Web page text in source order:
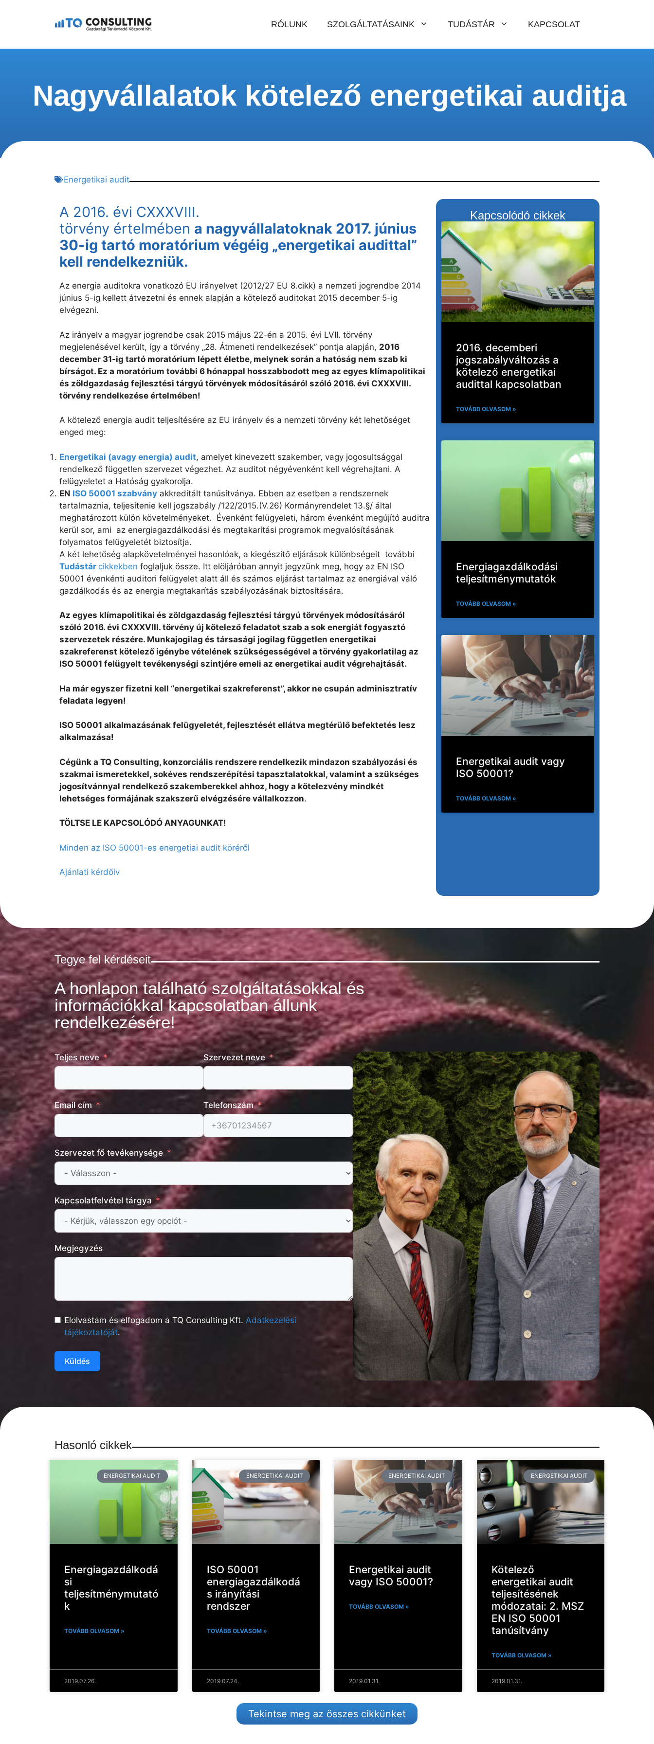
RÓLUNK SZOLGÁLTATÁSAINK TUDÁSTÁR KAPCSOLAT
Nagyvállalatok kötelező energetikai auditja
Energetikai audit
A 2016. évi CXXXVIII.
törvény értelmében a nagyvállalatoknak 2017. június
30-ig tartó moratórium végéig „energetikai audittal”
kell rendelkezniük.
Az energia auditokra vonatkozó EU irányelvet (2012/27 EU 8.cikk) a nemzeti jogrendbe 2014
június 5-ig kellett átvezetni és ennek alapján a kötelező auditokat 2015 december 5-ig
elvégezni.
Az irányelv a magyar jogrendbe csak 2015 május 22-én a 2015. évi LVII. törvény
megjelenésével került, így a törvény „28. Átmeneti rendelkezések” pontja alapján, 2016
december 31-ig tartó moratórium lépett életbe, melynek során a hatóság nem szab ki
bírságot. Ez a moratórium további 6 hónappal hosszabbodott meg az egyes klímapolitikai
és zöldgazdaság fejlesztési tárgyú törvények módosításáról​ szóló 2016. évi CXXXVIII.
törvény rendelkezése értelmében!
A kötelező energia audit teljesítésére az EU irányelv és a nemzeti törvény két lehetőséget
enged meg:
Energetikai (avagy energia) audit, amelyet kinevezett szakember, vagy jogosultsággal
rendelkező független szervezet végezhet. Az auditot négyévenként kell végrehajtani. A
felügyeletet a Hatóság gyakorolja.
EN ISO 50001 szabvány akkreditált tanúsítványa. Ebben az esetben a rendszernek
tartalmaznia, teljesítenie kell jogszabály /122/2015.(V.26) Kormányrendelet 13.§/ által
meghatározott külön követelményeket. Évenként felügyeleti, három évenként megújító auditra
kerül sor, ami az energiagazdálkodási és megtakarítási programok megvalósításának
folyamatos felügyeletét biztosítja.
A két lehetőség alapkövetelményei hasonlóak, a kiegészítő eljárások különbségeit további
Tudástár cikkekben foglaljuk össze. Itt elöljáróban annyit jegyzünk meg, hogy az EN ISO
50001 évenkénti auditori felügyelet alatt áll és számos eljárást tartalmaz az energiával váló
gazdálkodás és az energia megtakarítás szabályozásának biztosítására.
Az egyes klímapolitikai és zöldgazdaság fejlesztési tárgyú törvények módosításáról
szóló 2016. évi CXXXVIII. törvény új kötelező feladatot szab a sok energiát fogyasztó
szervezetek részére. Munkajogilag és társasági jogilag független energetikai
szakreferenst kötelező igénybe vételének szükségességével a törvény gyakorlatilag az
ISO 50001 felügyelt tevékenységi szintjére emeli az energetikai audit végrehajtását.
Ha már egyszer fizetni kell “energetikai szakreferenst”, akkor ne csupán adminisztratív
feladata legyen!
ISO 50001 alkalmazásának felügyeletét, fejlesztését ellátva megtérülő befektetés lesz
alkalmazása!
Cégünk a TQ Consulting, konzorciális rendszere rendelkezik mindazon szabályozási és
szakmai ismeretekkel, sokéves rendszerépítési tapasztalatokkal, valamint a szükséges
jogosítvánnyal rendelkező szakemberekkel ahhoz, hogy a kötelezvény mindkét
lehetséges formájának szakszerű elvégzésére vállalkozzon.
TÖLTSE LE KAPCSOLÓDÓ ANYAGUNKAT!
Minden az ISO 50001-es energetiai audit köréről
Ajánlati kérdőív
Kapcsolódó cikkek
2016. decemberi
jogszabályváltozás a
kötelező energetikai
audittal kapcsolatban
TOVÁBB OLVASOM »
Energiagazdálkodási
teljesítménymutatók
TOVÁBB OLVASOM »
Energetikai audit vagy
ISO 50001?
TOVÁBB OLVASOM »
Tegye fel kérdéseit
A honlapon található szolgáltatásokkal és
információkkal kapcsolatban állunk
rendelkezésére!
Teljes neve Szervezet neve
Email cím Telefonszám
Szervezet fő tevékenysége
Kapcsolatfelvétel tárgya
Megjegyzés
Elolvastam és elfogadom a TQ Consulting Kft. Adatkezelési
tájékoztatóját.
Küldés
Hasonló cikkek
ENERGETIKAI AUDIT
Energiagazdálkodá
si
teljesítménymutató
k
TOVÁBB OLVASOM »
2019.07.26.
ENERGETIKAI AUDIT
ISO 50001
energiagazdálkodá
s irányítási
rendszer
TOVÁBB OLVASOM »
2019.07.24.
ENERGETIKAI AUDIT
Energetikai audit
vagy ISO 50001?
TOVÁBB OLVASOM »
2019.01.31.
ENERGETIKAI AUDIT
Kötelező
energetikai audit
teljesítésének
módozatai: 2. MSZ
EN ISO 50001
tanúsítvány
TOVÁBB OLVASOM »
2019.01.31.
Tekintse meg az összes cikkünket